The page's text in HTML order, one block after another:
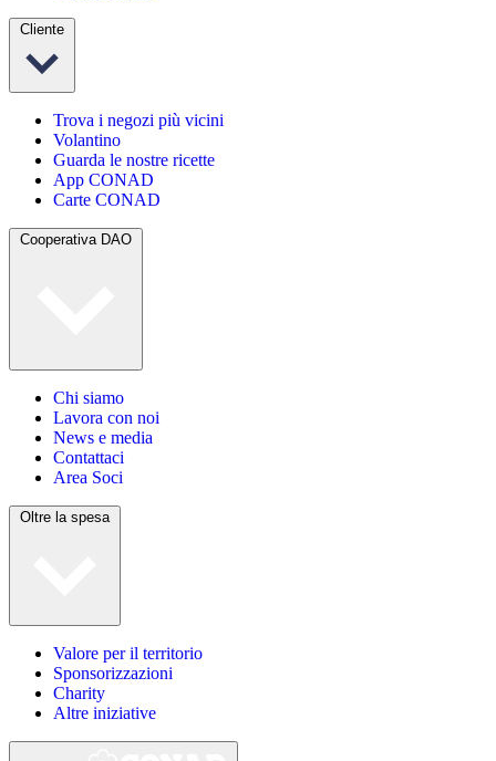
Cliente
Trova i negozi più vicini
Volantino
Guarda le nostre ricette
App CONAD
Carte CONAD
Cooperativa DAO
Chi siamo
Lavora con noi
News e media
Contattaci
Area Soci
Oltre la spesa
Valore per il territorio
Sponsorizzazioni
Charity
Altre iniziative